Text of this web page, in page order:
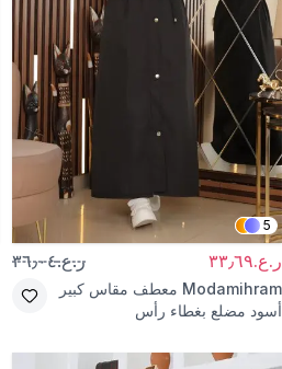
5
ر.ع.٣٣٫٦٩ ر.ع.٣٦٫٠٤
Modamihram معطف مقاس كبير
أسود مضلع بغطاء رأس